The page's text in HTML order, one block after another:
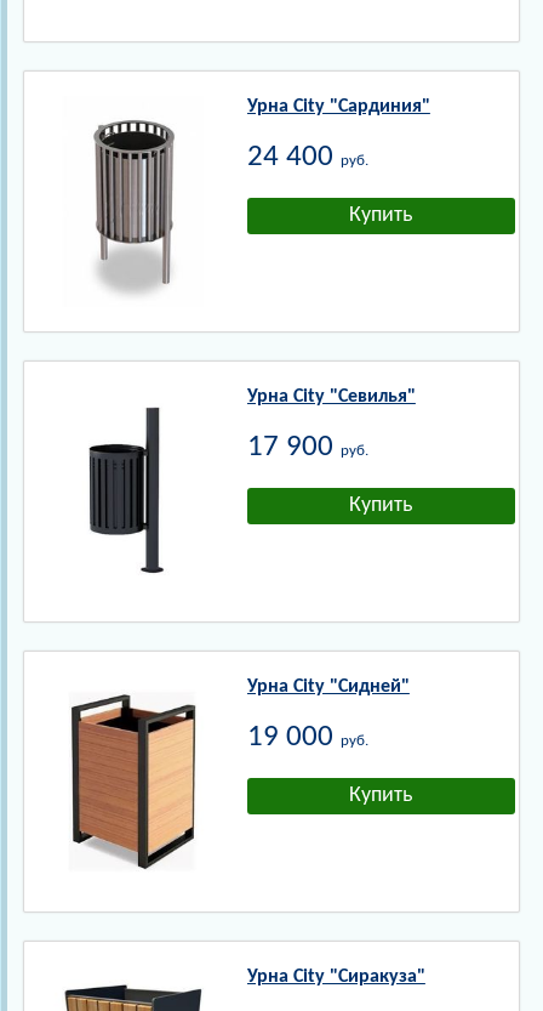
Урна City "Сардиния"
24 400 руб.
Урна City "Севилья"
17 900 руб.
Урна City "Сидней"
19 000 руб.
Урна City "Сиракуза"